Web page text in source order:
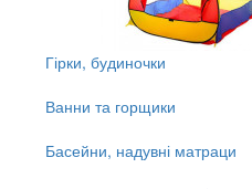
Гірки, будиночки
Ванни та горщики
Басейни, надувні матраци